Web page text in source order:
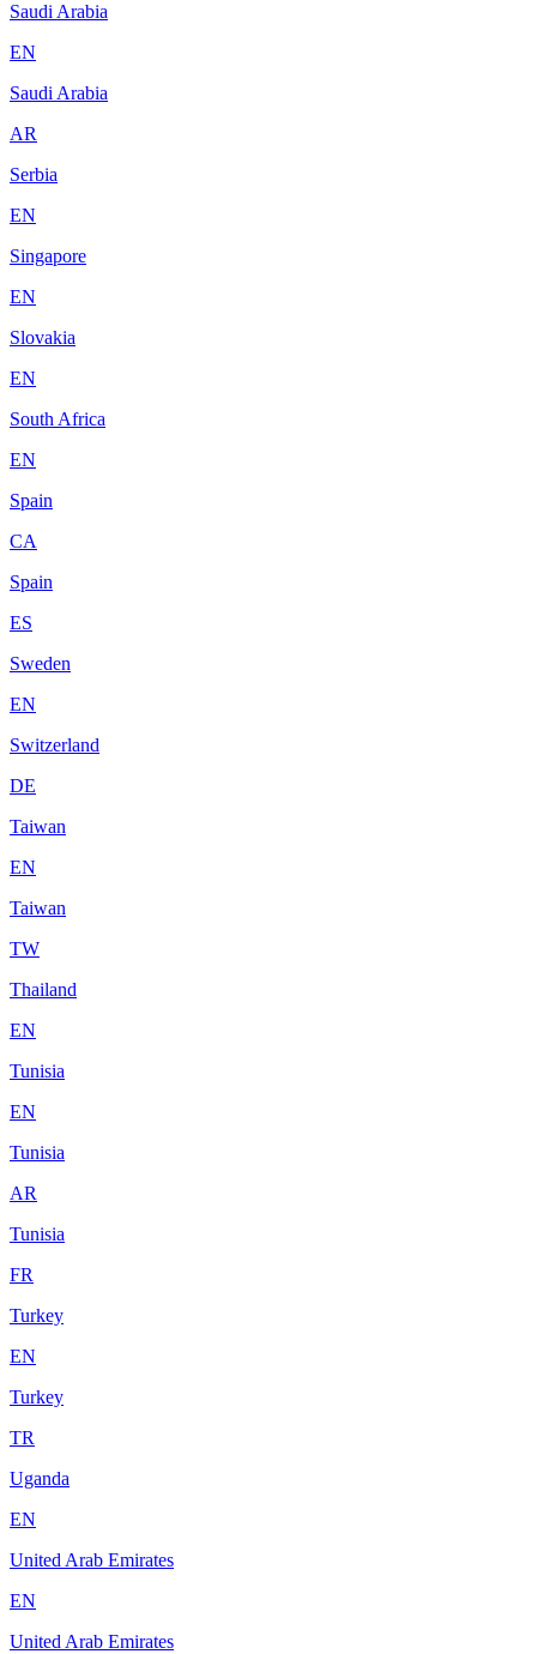
Saudi Arabia
EN
Saudi Arabia
AR
Serbia
EN
Singapore
EN
Slovakia
EN
South Africa
EN
Spain
CA
Spain
ES
Sweden
EN
Switzerland
DE
Taiwan
EN
Taiwan
TW
Thailand
EN
Tunisia
EN
Tunisia
AR
Tunisia
FR
Turkey
EN
Turkey
TR
Uganda
EN
United Arab Emirates
EN
United Arab Emirates